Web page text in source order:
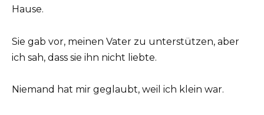
Hause.
Sie gab vor, meinen Vater zu unterstützen, aber
ich sah, dass sie ihn nicht liebte.
Niemand hat mir geglaubt, weil ich klein war.